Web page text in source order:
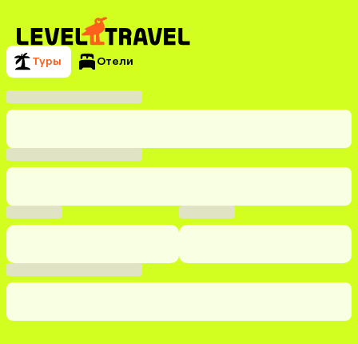
Туры Отели